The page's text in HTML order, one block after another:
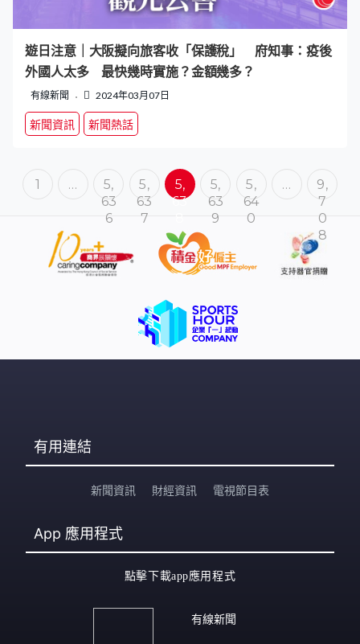
遊日注意｜大阪擬向旅客收「保護稅」 府知事：疫後
外國人太多 最快幾時實施？金額幾多？
有線新聞 2024年03月07日
新聞資訊 新聞熱話
1 …
5,
63
6
5,
63
7
5,
63
5,
63
9
5,
64
0
…
9,
7
0
8
有用連結
新聞資訊 財經資訊 電視節目表
App 應用程式
點擊下載app應用程式
有線新聞